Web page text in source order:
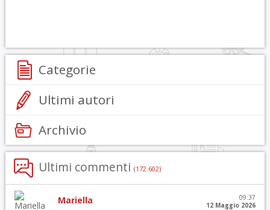
Categorie
Ultimi autori
Archivio
Ultimi commenti (172.602)
Mariella
09:37
12 Maggio 2026